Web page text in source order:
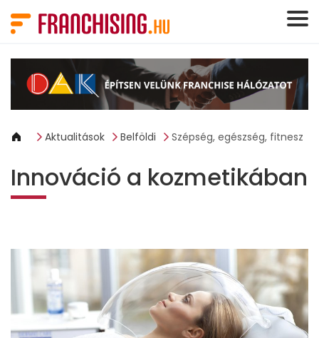
Aktualitások Belföldi Szépség, egészség, fitnesz
Innováció a kozmetikában